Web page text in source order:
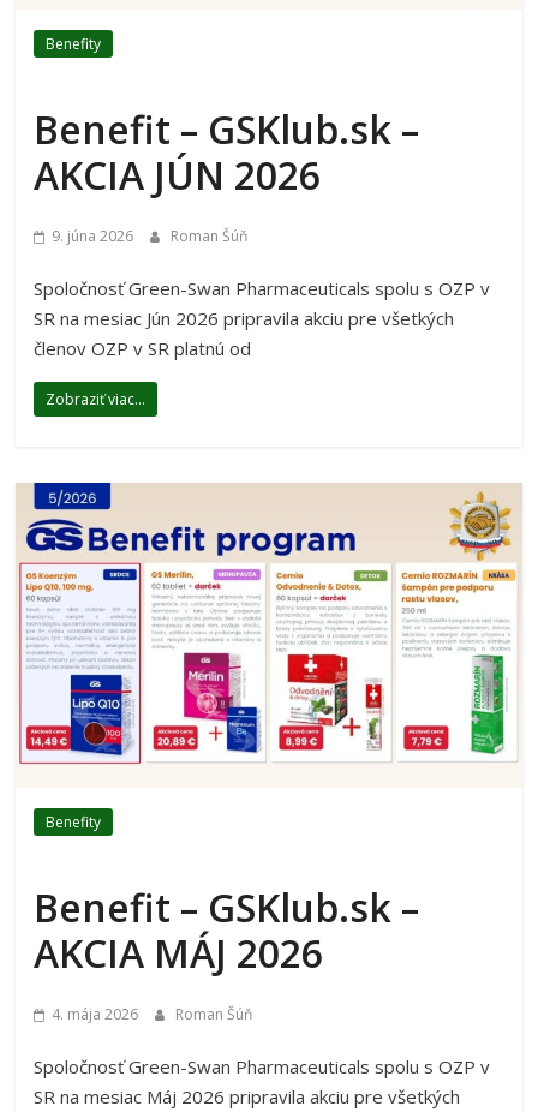
Benefity
Benefit – GSKlub.sk –
AKCIA JÚN 2026
9. júna 2026 Roman Šúň
Spoločnosť Green-Swan Pharmaceuticals spolu s OZP v
SR na mesiac Jún 2026 pripravila akciu pre všetkých
členov OZP v SR platnú od
Zobraziť viac...
Benefity
Benefit – GSKlub.sk –
AKCIA MÁJ 2026
4. mája 2026 Roman Šúň
Spoločnosť Green-Swan Pharmaceuticals spolu s OZP v
SR na mesiac Máj 2026 pripravila akciu pre všetkých